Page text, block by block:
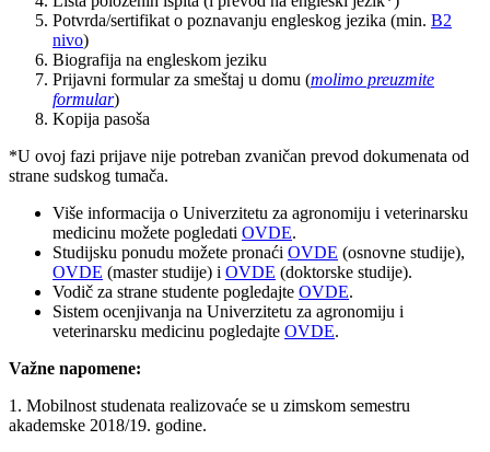
Potvrda/sertifikat o poznavanju engleskog jezika (min. B2
nivo)
Biografija na engleskom jeziku
Prijavni formular za smeštaj u domu (molimo preuzmite
formular)
Kopija pasoša
*U ovoj fazi prijave nije potreban zvaničan prevod dokumenata od
strane sudskog tumača.
Više informacija o Univerzitetu za agronomiju i veterinarsku
medicinu možete pogledati OVDE.
Studijsku ponudu možete pronaći OVDE (osnovne studije),
OVDE (master studije) i OVDE (doktorske studije).
Vodič za strane studente pogledajte OVDE.
Sistem ocenjivanja na Univerzitetu za agronomiju i
veterinarsku medicinu pogledajte OVDE.
Važne napomene:
1. Mobilnost studenata realizovaće se u zimskom semestru
akademske 2018/19. godine.